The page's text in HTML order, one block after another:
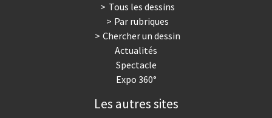
Tous les dessins
Par rubriques
Chercher un dessin
Actualités
Spectacle
Expo 360°
Les autres sites